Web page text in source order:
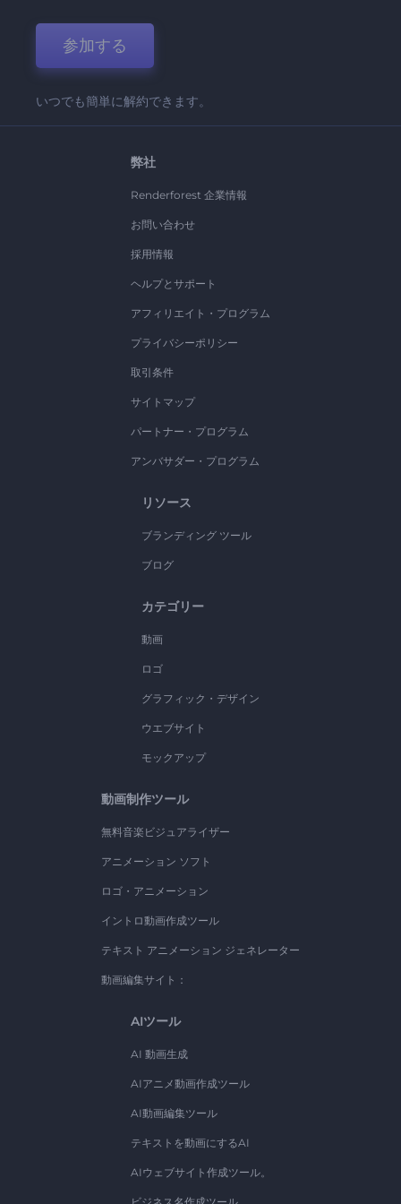
参加する
いつでも簡単に解約できます。
弊社
Renderforest 企業情報
お問い合わせ
採用情報
ヘルプとサポート
アフィリエイト・プログラム
プライバシーポリシー
取引条件
サイトマップ
パートナー・プログラム
アンバサダー・プログラム
リソース
ブランディング ツール
ブログ
カテゴリー
動画
ロゴ
グラフィック・デザイン
ウエブサイト
モックアップ
動画制作ツール
無料音楽ビジュアライザー
アニメーション ソフト
ロゴ・アニメーション
イントロ動画作成ツール
テキスト アニメーション ジェネレーター
動画編集サイト：
AIツール
AI 動画生成
AIアニメ動画作成ツール
AI動画編集ツール
テキストを動画にするAI
AIウェブサイト作成ツール。